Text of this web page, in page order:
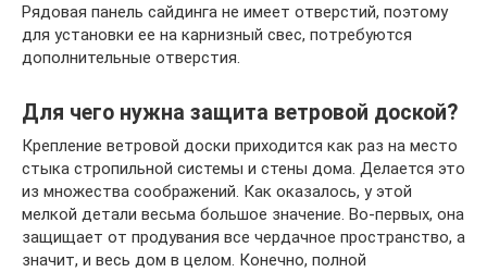
Рядовая панель сайдинга не имеет отверстий, поэтому
для установки ее на карнизный свес, потребуются
дополнительные отверстия.
Для чего нужна защита ветровой доской?
Крепление ветровой доски приходится как раз на место
стыка стропильной системы и стены дома. Делается это
из множества соображений. Как оказалось, у этой
мелкой детали весьма большое значение. Во-первых, она
защищает от продувания все чердачное пространство, а
значит, и весь дом в целом. Конечно, полной